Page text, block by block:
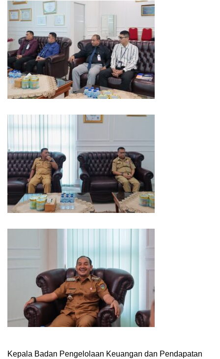
Kepala Badan Pengelolaan Keuangan dan Pendapatan